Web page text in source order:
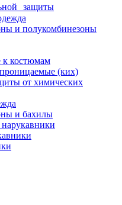
защиты
и полукомбинезоны
костюмам
(ких)
от химических
и бахилы